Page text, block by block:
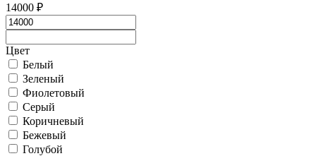
14000 ₽
Цвет
Белый
Зеленый
Фиолетовый
Серый
Коричневый
Бежевый
Голубой